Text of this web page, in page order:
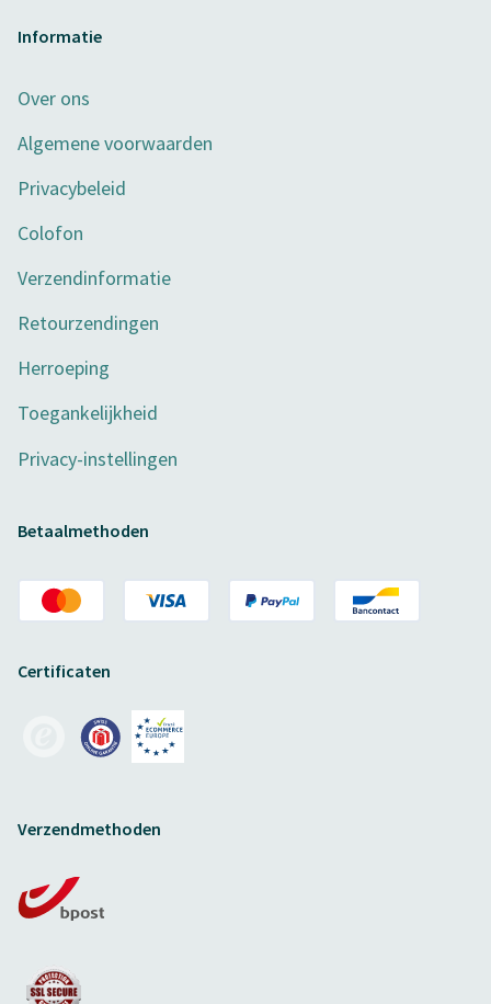
Informatie
Over ons
Algemene voorwaarden
Privacybeleid
Colofon
Verzendinformatie
Retourzendingen
Herroeping
Toegankelijkheid
Privacy-instellingen
Betaalmethoden
Certificaten
Verzendmethoden